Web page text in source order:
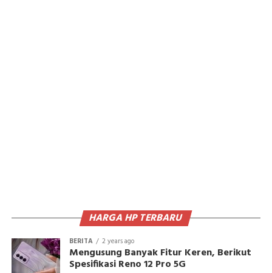
HARGA HP TERBARU
BERITA 2 years ago
Mengusung Banyak Fitur Keren, Berikut
Spesifikasi Reno 12 Pro 5G